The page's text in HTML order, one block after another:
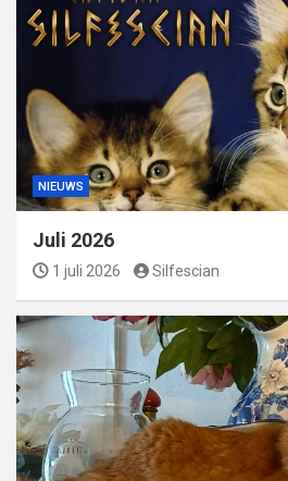
NIEUWS
Juli 2026
1 juli 2026 Silfescian